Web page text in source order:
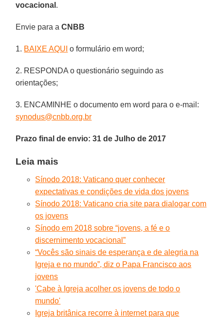
vocacional .
Envie para aCNBB
1. BAIXE AQUI o formulário em word;
2. RESPONDA o questionário seguindo as
orientações;
3. ENCAMINHE o documento em word para o e-mail:
synodus@cnbb.org.br
Prazo final de envio: 31 de Julho de 2017
Leia mais
Sínodo 2018: Vaticano quer conhecer
expectativas e condições de vida dos jovens
Sínodo 2018: Vaticano cria site para dialogar com
os jovens
Sínodo em 2018 sobre “jovens, a fé e o
discernimento vocacional”
“Vocês são sinais de esperança e de alegria na
Igreja e no mundo”, diz o Papa Francisco aos
jovens
'Cabe à Igreja acolher os jovens de todo o
mundo'
Igreja britânica recorre à internet para que